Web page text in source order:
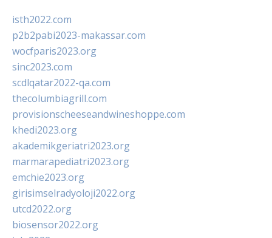
isth2022.com
p2b2pabi2023-makassar.com
wocfparis2023.org
sinc2023.com
scdlqatar2022-qa.com
thecolumbiagrill.com
provisionscheeseandwineshoppe.com
khedi2023.org
akademikgeriatri2023.org
marmarapediatri2023.org
emchie2023.org
girisimselradyoloji2022.org
utcd2022.org
biosensor2022.org